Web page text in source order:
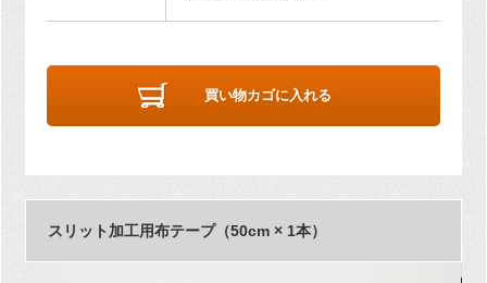
買い物カゴに入れる
スリット加工用布テープ（50cm × 1本）